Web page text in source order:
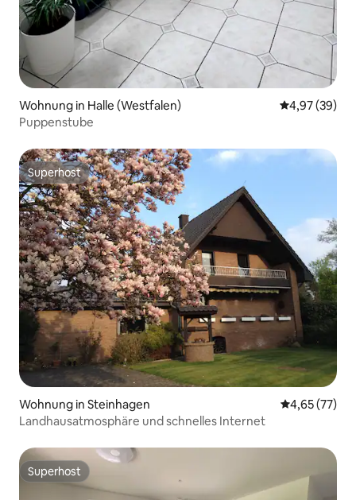
Wohnung in Halle (Westfalen)
4,97 (39)
Puppenstube
Superhost
Superhost
Wohnung in Steinhagen
4,65 (77)
Landhausatmosphäre und schnelles Internet
Superhost
Superhost